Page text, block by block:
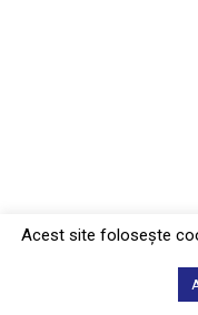
Acest site foloseşte